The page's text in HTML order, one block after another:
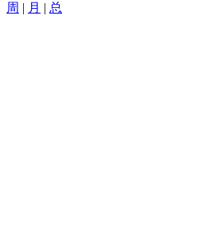
周 | 月 | 总